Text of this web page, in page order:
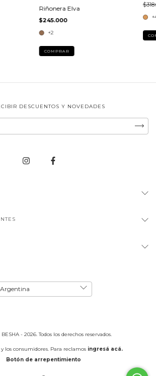
Riñonera Elva
$245.000
+2
COMPRAR
DESCUENTOS Y NOVEDADES
- 2026. Todos los derechos reservados.
y los consumidores. Para reclamos ingresá acá.
Botón de arrepentimiento